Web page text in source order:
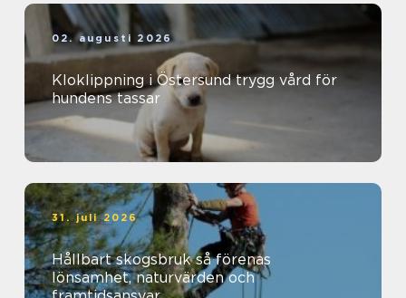
02. augusti 2026
Kloklippning i Östersund trygg vård för
hundens tassar
31. juli 2026
Hållbart skogsbruk så förenas
lönsamhet, naturvärden och